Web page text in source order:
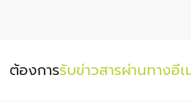
ต้องการรับข่าวสารผ่านทางอีเ